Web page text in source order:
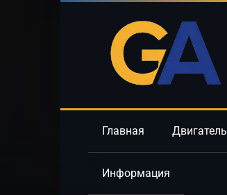
Главная Двигатель
Информация